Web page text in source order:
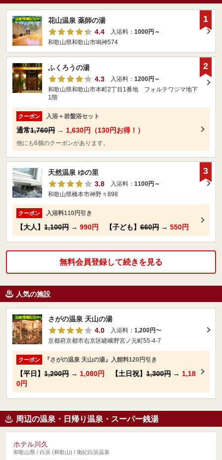
花山温泉 薬師の湯
4.4
入浴料： 1000円～
和歌山県和歌山市鳴神574
1
ふくろうの湯
4.3
入浴料： 1200円～
和歌山県和歌山市本町2丁目1番地 フォルテワジマ地下
1階
クーポン 入浴＋岩盤浴セット
通常1,760円 → 1,630円（130円お得！）
他にも6個のクーポンがあります。
2
天然温泉 ゆの里
3.8
入浴料： 1100円～
和歌山県橋本市神野々898
クーポン 入浴料110円引き
【大人】 1,100円 → 990円 【子ども】 660円 → 550円
3
無料会員登録して続きを見る
人気の施設
さがの温泉 天山の湯
4.0
入浴料： 1,200円〜
京都府京都市右京区嵯峨野宮ノ元町55-4-7
クーポン 『さがの温泉 天山の湯』入館料120円引き
【平日】 1,200円 → 1,080円 【土日祝】 1,300円 → 1,18
0円
周辺の温泉・日帰り温泉・スーパー銭湯
ホテル川久
和歌山県 / 白浜 (和歌山) / 南紀白浜温泉